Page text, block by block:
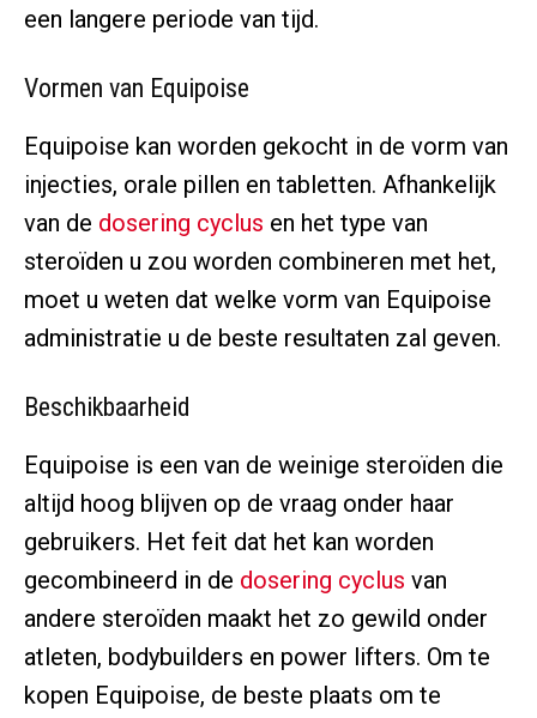
een langere periode van tijd.
Vormen van Equipoise
Equipoise kan worden gekocht in de vorm van
injecties, orale pillen en tabletten. Afhankelijk
van de dosering cyclus en het type van
steroïden u zou worden combineren met het,
moet u weten dat welke vorm van Equipoise
administratie u de beste resultaten zal geven.
Beschikbaarheid
Equipoise is een van de weinige steroïden die
altijd hoog blijven op de vraag onder haar
gebruikers. Het feit dat het kan worden
gecombineerd in de dosering cyclus van
andere steroïden maakt het zo gewild onder
atleten, bodybuilders en power lifters. Om te
kopen Equipoise, de beste plaats om te